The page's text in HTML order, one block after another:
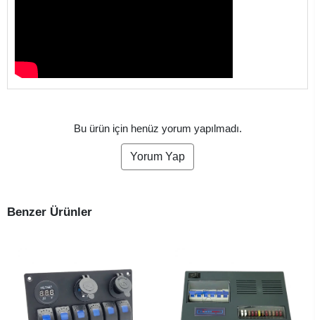
Bu ürün için henüz yorum yapılmadı.
Yorum Yap
Benzer Ürünler